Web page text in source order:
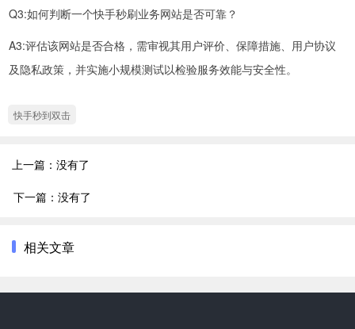
Q3:如何判断一个快手秒刷业务网站是否可靠？
A3:评估该网站是否合格，需审视其用户评价、保障措施、用户协议
及隐私政策，并实施小规模测试以检验服务效能与安全性。
快手秒到双击
上一篇：没有了
下一篇：没有了
相关文章